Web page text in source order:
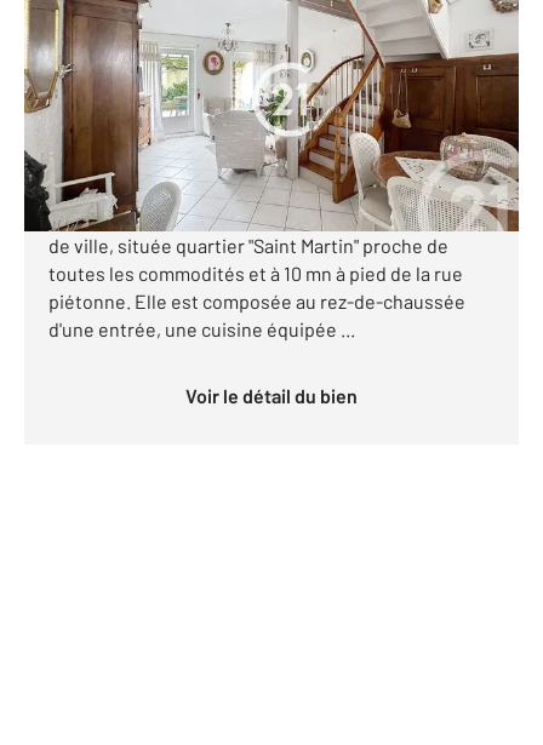
60 m2, 4 pièces
Ref : 2922
Maison à vendre
154 900 €
Visiter le site dédié
Votre agence Century 21 vous propose cette maison
de ville, située quartier "Saint Martin" proche de
toutes les commodités et à 10 mn à pied de la rue
piétonne. Elle est composée au rez-de-chaussée
d'une entrée, une cuisine équipée ...
Voir le détail du bien